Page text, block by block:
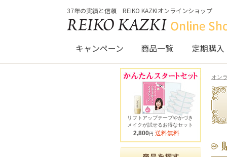
37年の実績と信頼 REIKO KAZKIオンラインショップ
キャンペーン 商品一覧 定期購入
リフトアップテープやかづき
メイクが試せるお得なセット
2,800円 送料無料
オン